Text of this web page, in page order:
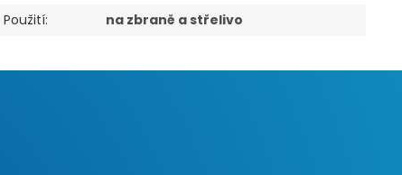
Použití: na zbraně a střelivo